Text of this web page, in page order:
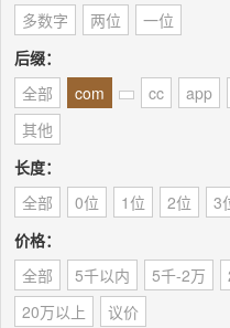
多数字
两位
一位
后缀：
全部
com cc app
其他
长度：
全部
0位 1位 2位 3
价格：
全部
5千以内 5千-2万
20万以上
议价